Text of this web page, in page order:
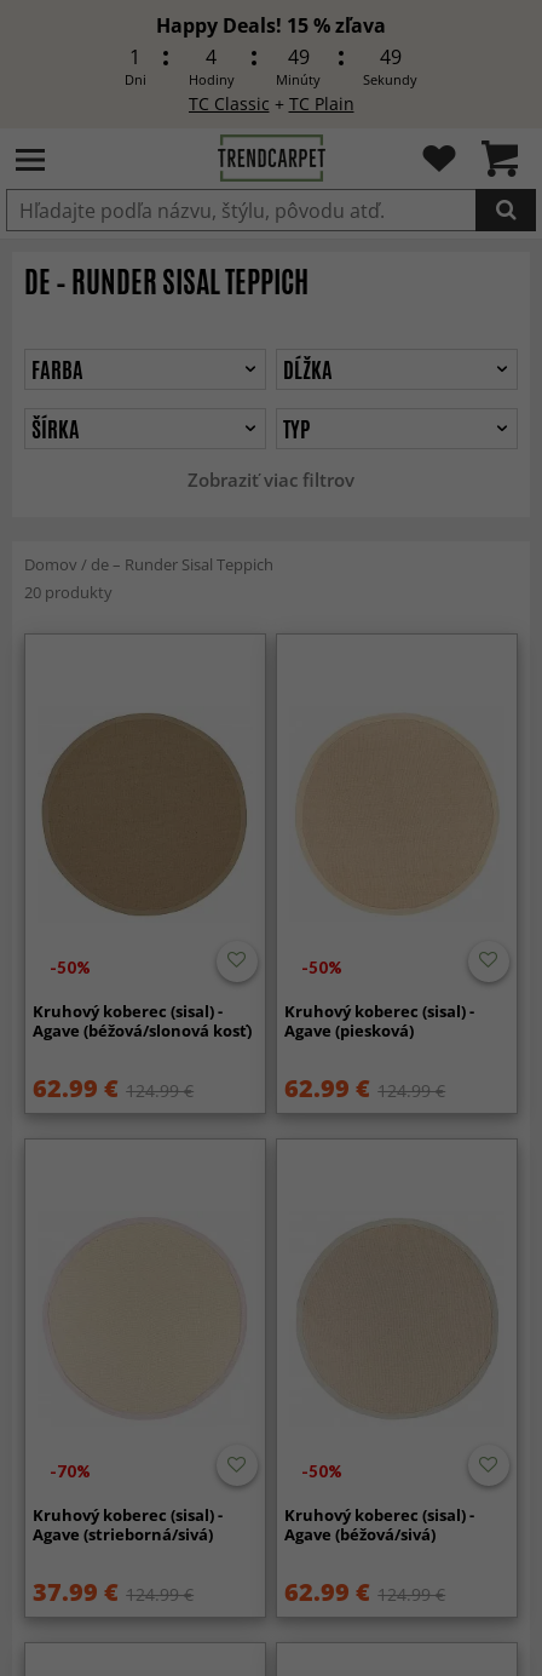
Happy Deals! 15 % zľava
1
Dni
4
Hodiny
49
Minúty
48
Sekundy
TC Classic + TC Plain
Produkt bol pridaný do košíka
DE – RUNDER SISAL TEPPICH
Zobraziť viac filtrov
FARBA
DĹŽKA
ŠÍRKA
TYP
Domov / de – Runder Sisal Teppich
20 produkty
-50%
Kruhový koberec (sisal) -
Agave (béžová/slonová kosť)
62.99 € 124.99 €
-50%
Kruhový koberec (sisal) -
Agave (piesková)
62.99 € 124.99 €
-70%
Kruhový koberec (sisal) -
Agave (strieborná/sivá)
37.99 € 124.99 €
-50%
Kruhový koberec (sisal) -
Agave (béžová/sivá)
62.99 € 124.99 €